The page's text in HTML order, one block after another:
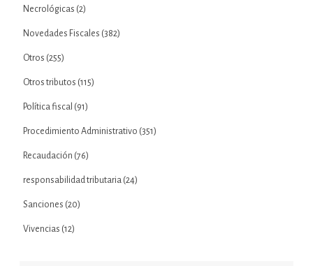
Necrológicas (2)
Novedades Fiscales (382)
Otros (255)
Otros tributos (115)
Política fiscal (91)
Procedimiento Administrativo (351)
Recaudación (76)
responsabilidad tributaria (24)
Sanciones (20)
Vivencias (12)